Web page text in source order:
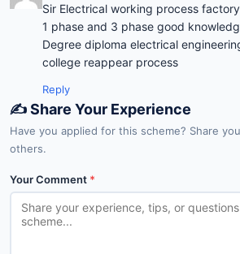
Sir Electrical working process
1 phase and 3 phase good
Degree diploma electrical
college reappear process
Reply
✍️ Share Your Experience
Have you applied for this scheme? Share
others.
Your Comment *